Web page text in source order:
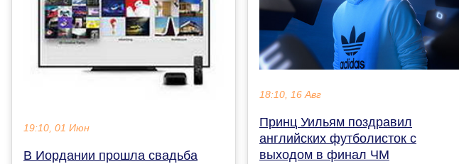
19:10, 01 Июн
В Иордании прошла свадьба
18:10, 16 Авг
Принц Уильям поздравил
английских футболисток с
выходом в финал ЧМ